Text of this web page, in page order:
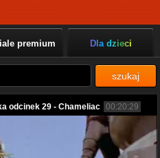
premium Dla dzieci
szukaj
odcinek 29 - Chameliac 00:20:29